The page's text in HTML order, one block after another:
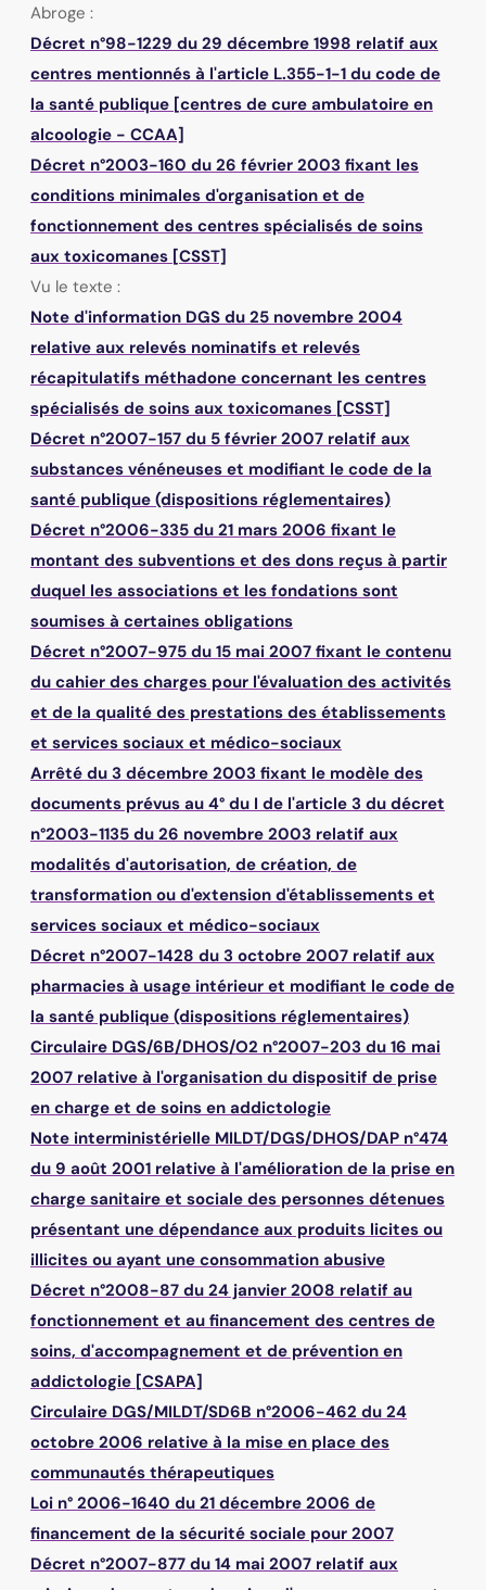
Abroge :
Décret n°98-1229 du 29 décembre 1998 relatif aux
centres mentionnés à l'article L.355-1-1 du code de
la santé publique [centres de cure ambulatoire en
alcoologie - CCAA]
Décret n°2003-160 du 26 février 2003 fixant les
conditions minimales d'organisation et de
fonctionnement des centres spécialisés de soins
aux toxicomanes [CSST]
Vu le texte :
Note d'information DGS du 25 novembre 2004
relative aux relevés nominatifs et relevés
récapitulatifs méthadone concernant les centres
spécialisés de soins aux toxicomanes [CSST]
Décret n°2007-157 du 5 février 2007 relatif aux
substances vénéneuses et modifiant le code de la
santé publique (dispositions réglementaires)
Décret n°2006-335 du 21 mars 2006 fixant le
montant des subventions et des dons reçus à partir
duquel les associations et les fondations sont
soumises à certaines obligations
Décret n°2007-975 du 15 mai 2007 fixant le contenu
du cahier des charges pour l'évaluation des activités
et de la qualité des prestations des établissements
et services sociaux et médico-sociaux
Arrêté du 3 décembre 2003 fixant le modèle des
documents prévus au 4° du I de l'article 3 du décret
n°2003-1135 du 26 novembre 2003 relatif aux
modalités d'autorisation, de création, de
transformation ou d'extension d'établissements et
services sociaux et médico-sociaux
Décret n°2007-1428 du 3 octobre 2007 relatif aux
pharmacies à usage intérieur et modifiant le code de
la santé publique (dispositions réglementaires)
Circulaire DGS/6B/DHOS/O2 n°2007-203 du 16 mai
2007 relative à l'organisation du dispositif de prise
en charge et de soins en addictologie
Note interministérielle MILDT/DGS/DHOS/DAP n°474
du 9 août 2001 relative à l'amélioration de la prise en
charge sanitaire et sociale des personnes détenues
présentant une dépendance aux produits licites ou
illicites ou ayant une consommation abusive
Décret n°2008-87 du 24 janvier 2008 relatif au
fonctionnement et au financement des centres de
soins, d'accompagnement et de prévention en
addictologie [CSAPA]
Circulaire DGS/MILDT/SD6B n°2006-462 du 24
octobre 2006 relative à la mise en place des
communautés thérapeutiques
Loi n° 2006-1640 du 21 décembre 2006 de
financement de la sécurité sociale pour 2007
Décret n°2007-877 du 14 mai 2007 relatif aux